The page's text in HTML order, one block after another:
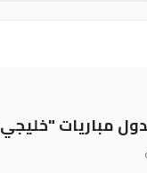
27" وأولى مواجهات العراق